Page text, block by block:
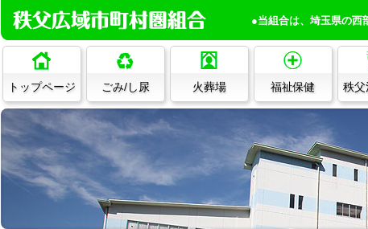
●当組合は、埼玉県の西
トップページ ごみ/し尿 火葬場 福祉保健 秩父